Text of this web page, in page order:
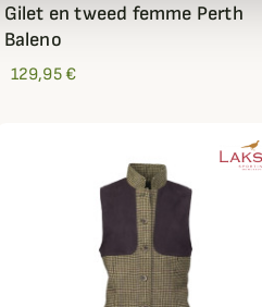
Gilet en tweed femme Perth
Baleno
129,95 €